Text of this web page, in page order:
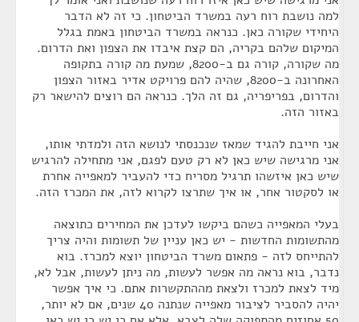
למה נושבת רוח רעה במשרד הביטחון. כי זה לא הדבר
היחידי שקורה כאן. כנראה במשרד הביטחון באמת בגלל
המיקום שלהם בקריה, הם קצת איבדו את הצפון ואת הדרום.
מה שקורה, קורה גם ב-8200, שמעת מה קורה בתקופה
האחרונה ב-8200, שהיה להם פרויקט אדיר באזור הצפון
והדרום, בפריפריה, גם זה הלך. כנראה הם רוצים להישאר רק
באזור הזה.
אני חייבת להגיד שמאז שנכנסתי לנושא הזה ולמדתי אותו,
אני מרגישה שיש כאן לא רק טעם לפגם, אני מתחילה להרגיש
שיש כאן איזשהו תרגיל מסריח כדי להעביר למאפייה אחרת
או לסקטור אחר, או איך שתרצו לקרוא לזה, את המכרז הזה.
בעלי המאפייה כשהם ביקשו לעדכן את המחירים כתוצאה
מהתשומות החדשות - יש כאן עניין של תשומות והיה צריך
להתייחס לזה - פתאום משרד הביטחון יוצא למכרז. בוא
נדבר, בוא נראה מה אפשר לעשות, מה ניתן לעשות, אבל לא,
מיד לצאת למכרז ולצאת מההתקשרות אתם. כי איך אפשר
יהיה להסביר לציבור מאפייה שנתנה 40 שנים, אם לא יותר,